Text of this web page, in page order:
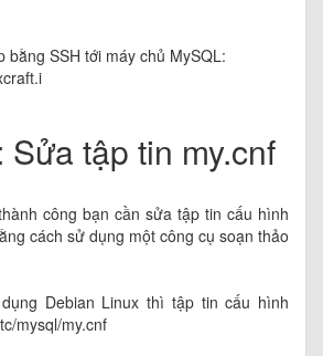
bằng SSH tới máy chủ MySQL:
Sửa tập tin my.cnf
công bạn cần sửa tập tin cấu hình
cách sử dụng một công cụ soạn thảo
Debian Linux thì tập tin cấu hình
mysql/my.cnf